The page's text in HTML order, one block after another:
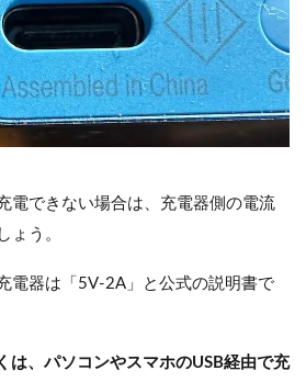
電できない場合は、充電器側の電流
ょう。
電器は「5V-2A」と公式の説明書で
は、パソコンやスマホのUSB経由で充